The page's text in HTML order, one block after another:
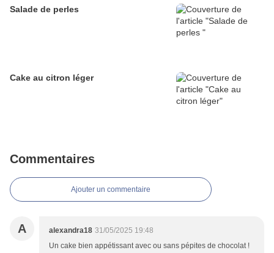
Salade de perles
Cake au citron léger
Commentaires
Ajouter un commentaire
A alexandra18 31/05/2025 19:48
Un cake bien appétissant avec ou sans pépites de chocolat !